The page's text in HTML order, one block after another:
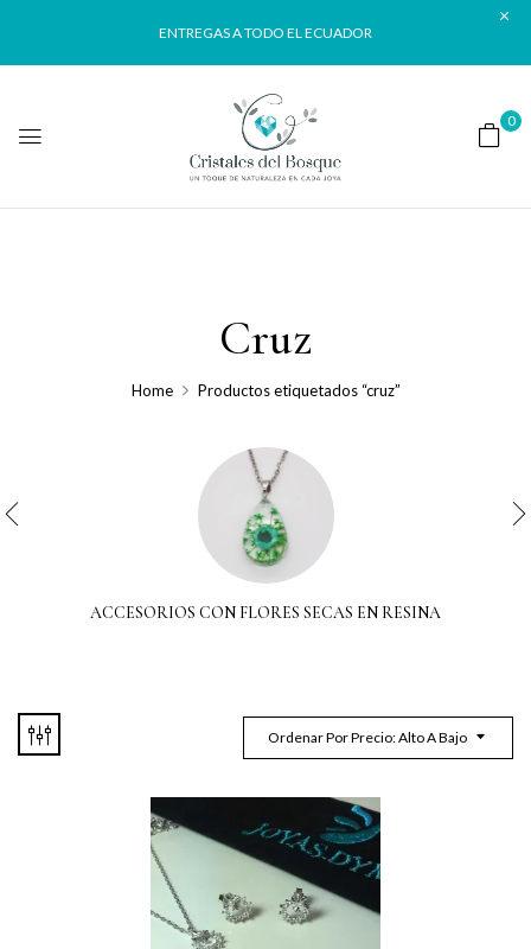
ENTREGAS A TODO EL ECUADOR
0
Cruz
Home Productos etiquetados “cruz”
ACCESORIOS CON FLORES SECAS EN RESINA
Ordenar Por Precio: Alto A Bajo